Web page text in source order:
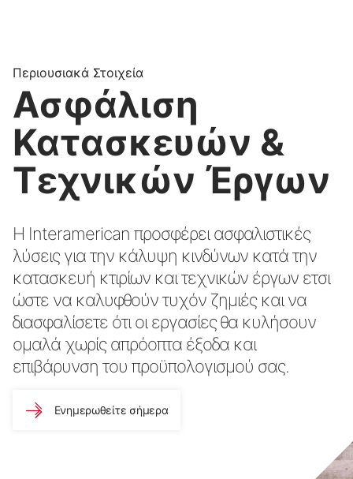
Περιουσιακά Στοιχεία
Ασφάλιση
Κατασκευών &
Τεχνικών Έργων
Η Interamerican προσφέρει ασφαλιστικές
λύσεις για την κάλυψη κινδύνων κατά την
κατασκευή κτιρίων και τεχνικών έργων ετσι
ώστε να καλυφθούν τυχόν ζημιές και να
διασφαλίσετε ότι οι εργασίες θα κυλήσουν
ομαλά χωρίς απρόοπτα έξοδα και
επιβάρυνση του προϋπολογισμού σας.
Ενημερωθείτε σήμερα